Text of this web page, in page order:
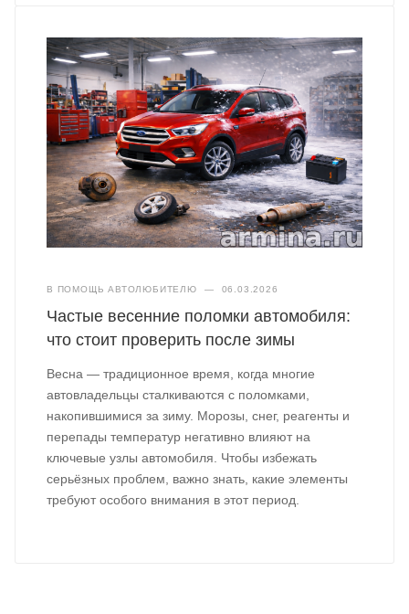
В ПОМОЩЬ АВТОЛЮБИТЕЛЮ — 06.03.2026
Частые весенние поломки автомобиля:
что стоит проверить после зимы
Весна — традиционное время, когда многие
автовладельцы сталкиваются с поломками,
накопившимися за зиму. Морозы, снег, реагенты и
перепады температур негативно влияют на
ключевые узлы автомобиля. Чтобы избежать
серьёзных проблем, важно знать, какие элементы
требуют особого внимания в этот период.